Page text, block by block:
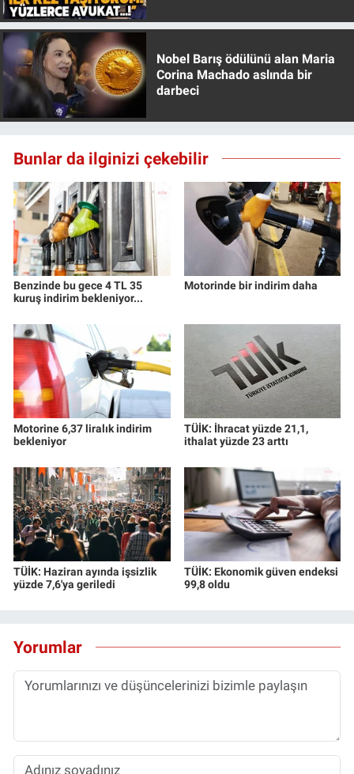
Nobel Barış ödülünü alan Maria
Corina Machado aslında bir
darbeci
Bunlar da ilginizi çekebilir
Benzinde bu gece 4 TL 35
kuruş indirim bekleniyor...
Motorinde bir indirim daha
Motorine 6,37 liralık indirim
bekleniyor
TÜİK: İhracat yüzde 21,1,
ithalat yüzde 23 arttı
TÜİK: Haziran ayında işsizlik
yüzde 7,6'ya geriledi
TÜİK: Ekonomik güven endeksi
99,8 oldu
Yorumlar